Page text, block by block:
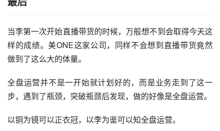
当李第一次开始直播带货的时候，万般想不到会取得今天这
样的成绩。美ONE这家公司，同样不会想到直播带货竟然
做到了这么大的体量。
全盘运营并不是一开始就计划好的，而是业务走到了这一
步，遇到了瓶颈，突破瓶颈后发现，做的好像是全盘运营。
以铜为镜可以正衣冠，以李为鉴可以知全盘运营。